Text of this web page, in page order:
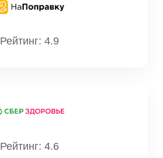
Рейтинг: 4.9
Рейтинг: 4.6